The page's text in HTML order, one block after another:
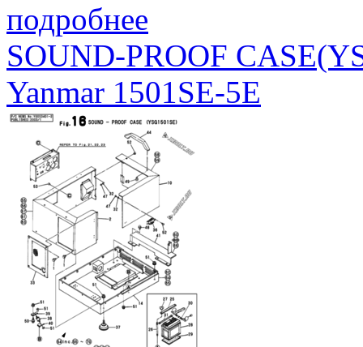
подробнее
SOUND-PROOF
Yanmar 1501SE-5E